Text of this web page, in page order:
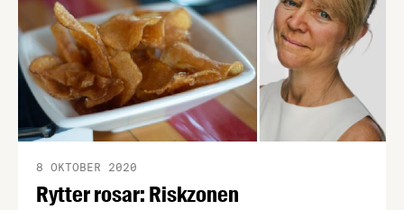
tittat på programmet och ser tyvärr vetenskapliga
brister.
Rytter rosar: Riskzonen
8 OKTOBER 2020